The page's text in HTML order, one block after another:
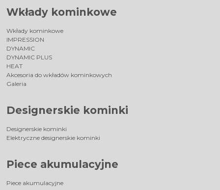
Wkłady kominkowe
Wkłady kominkowe
IMPRESSION
DYNAMIC
DYNAMIC PLUS
HEAT
Akcesoria do wkładów kominkowych
Galeria
Designerskie kominki
Designerskie kominki
Elektryczne designerskie kominki
Piece akumulacyjne
Piece akumulacyjne